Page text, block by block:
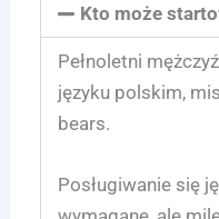
Kto może
Pełnoletni
języku polskim,
bears.
Posługiwanie się